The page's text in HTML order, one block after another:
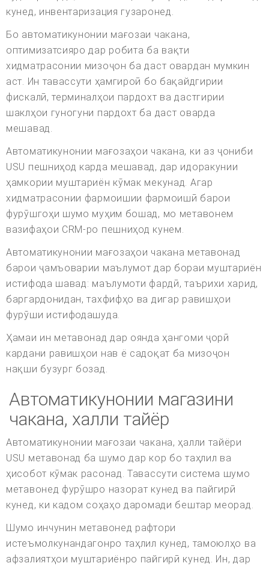
кунед, инвентаризация гузаронед.
Бо автоматикунонии мағозаи чакана,
оптимизатсияро дар робита ба вақти
хидматрасонии мизоҷон ба даст овардан мумкин
аст. Ин тавассути ҳамгироӣ бо бақайдгирии
фискалӣ, терминалҳои пардохт ва дастгирии
шаклҳои гуногуни пардохт ба даст оварда
мешавад.
Автоматикунонии мағозаҳои чакана, ки аз ҷониби
USU пешниҳод карда мешавад, дар идоракунии
ҳамкории муштариён кӯмак мекунад. Агар
хидматрасонии фармоишии фармоишӣ барои
фурӯшгоҳи шумо муҳим бошад, мо метавонем
вазифаҳои CRM-ро пешниҳод кунем.
Автоматикунонии мағозаҳои чакана метавонад
барои ҷамъоварии маълумот дар бораи муштариён
истифода шавад: маълумоти фардӣ, таърихи харид,
баргардонидан, тахфифҳо ва дигар равишҳои
фурӯши истифодашуда.
Ҳамаи ин метавонад дар оянда ҳангоми ҷорӣ
кардани равишҳои нав ё садоқат ба мизоҷон
нақши бузург бозад.
Автоматикунонии магазини
чакана, халли тайёр
Автоматикунонии мағозаи чакана, ҳалли тайёри
USU метавонад ба шумо дар кор бо таҳлил ва
ҳисобот кӯмак расонад. Тавассути система шумо
метавонед фурӯшро назорат кунед ва пайгирӣ
кунед, ки кадом соҳаҳо даромади бештар меорад.
Шумо инчунин метавонед рафтори
истеъмолкунандагонро таҳлил кунед, тамоюлҳо ва
афзалиятҳои муштариёнро пайгирӣ кунед. Ин, дар